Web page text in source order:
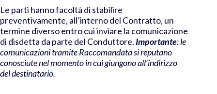
Le parti hanno facoltà di stabilire
preventivamente, all’interno del Contratto, un
termine diverso entro cui inviare la comunicazione
di disdetta da parte del Conduttore. Importante: le
comunicazioni tramite Raccomandata si reputano
conosciute nel momento in cui giungono all’indirizzo
del destinatario.